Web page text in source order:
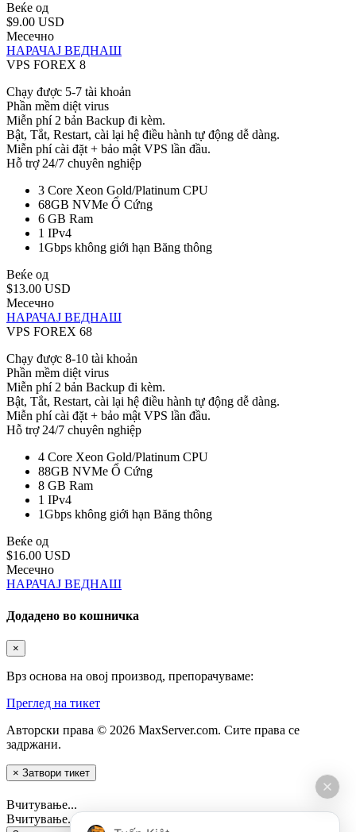
Веќе од
$9.00 USD
Месечно
НАРАЧАЈ ВЕДНАШ
VPS FOREX 8
Chạy được 5-7 tài khoản
Phần mềm diệt virus
Miễn phí 2 bản Backup đi kèm.
Bật, Tắt, Restart, cài lại hệ điều hành tự động dễ dàng.
Miễn phí cài đặt + bảo mật VPS lần đầu.
Hỗ trợ 24/7 chuyên nghiệp
3 Core Xeon Gold/Platinum CPU
68GB NVMe Ổ Cứng
6 GB Ram
1 IPv4
1Gbps không giới hạn Băng thông
Веќе од
$13.00 USD
Месечно
НАРАЧАЈ ВЕДНАШ
VPS FOREX 68
Chạy được 8-10 tài khoản
Phần mềm diệt virus
Miễn phí 2 bản Backup đi kèm.
Bật, Tắt, Restart, cài lại hệ điều hành tự động dễ dàng.
Miễn phí cài đặt + bảo mật VPS lần đầu.
Hỗ trợ 24/7 chuyên nghiệp
4 Core Xeon Gold/Platinum CPU
88GB NVMe Ổ Cứng
8 GB Ram
1 IPv4
1Gbps không giới hạn Băng thông
Веќе од
$16.00 USD
Месечно
НАРАЧАЈ ВЕДНАШ
Додадено во кошничка
×
Врз основа на овој производ, препорачуваме:
Преглед на тикет
Авторски права © 2026 MaxServer.com. Сите права се
задржани.
× Затвори тикет
Вчитување...
Вчитување...